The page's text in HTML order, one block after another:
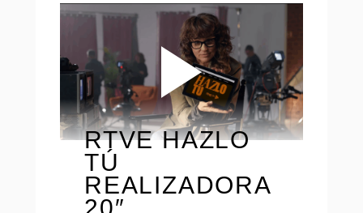
RTVE HAZLO
TÚ
REALIZADORA